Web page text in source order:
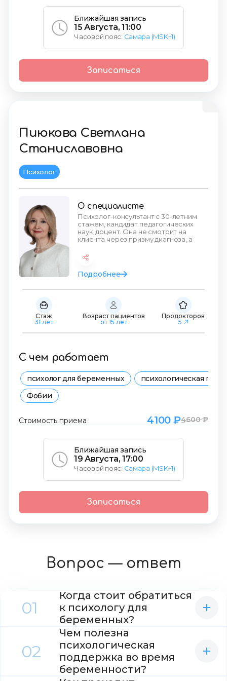
Ближайшая запись
15 Августа, 11:00
Часовой пояс: Самара (MSK+1)
Записаться
Пиюкова Светлана
Станиславовна
Психолог
О специалисте
Психолог-консультант с 30-летним
стажем, кандидат педагогических
наук, доцент. Она не смотрит на
клиента через призму диагноза, а
Подробнее
Стаж
31 лет
Возраст пациентов
от 15 лет
Продокторов
5
С чем работает
психолог для беременных
психологическая
Фобии
Стоимость приема 4100 ₽4600 ₽
Ближайшая запись
19 Августа, 17:00
Часовой пояс: Самара (MSK+1)
Записаться
Вопрос — ответ
01
Когда стоит обратиться
к психологу для
беременных?
Если возникают тревога во время
беременности, стресс или страхи перед
эмоциями.
02
Чем полезна
психологическая
поддержка во время
беременности?